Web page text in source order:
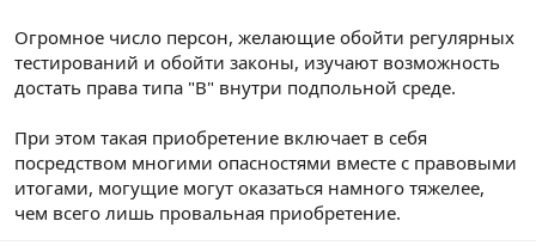
Огромное число персон, желающие обойти регулярных
тестирований и обойти законы, изучают возможность
достать права типа "В" внутри подпольной среде.
При этом такая приобретение включает в себя
посредством многими опасностями вместе с правовыми
итогами, могущие могут оказаться намного тяжелее,
чем всего лишь провальная приобретение.